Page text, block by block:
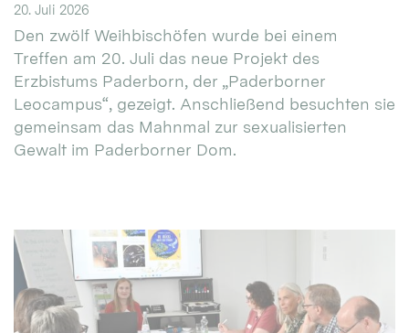
20. Juli 2026
Den zwölf Weihbischöfen wurde bei einem
Treffen am 20. Juli das neue Projekt des
Erzbistums Paderborn, der „Paderborner
Leocampus“, gezeigt. Anschließend besuchten sie
gemeinsam das Mahnmal zur sexualisierten
Gewalt im Paderborner Dom.